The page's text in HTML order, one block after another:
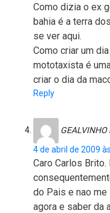
Como dizia o ex
bahia é a terra
se ver aqui.
Como criar um
mototaxista é
criar o dia da
Reply
GEALVINHO
4 de abril de 2009
Caro Carlos
do Pais e nao
agora e saber da